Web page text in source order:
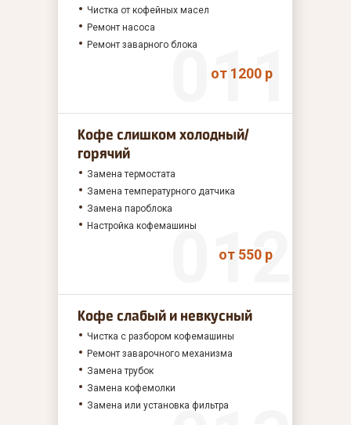
Чистка от кофейных масел
Ремонт насоса
Ремонт заварного блока
от 1200 р
Кофе слишком холодный/
горячий
Замена термостата
Замена температурного датчика
Замена пароблока
Настройка кофемашины
от 550 р
Кофе слабый и невкусный
Чистка с разбором кофемашины
Ремонт заварочного механизма
Замена трубок
Замена кофемолки
Замена или установка фильтра